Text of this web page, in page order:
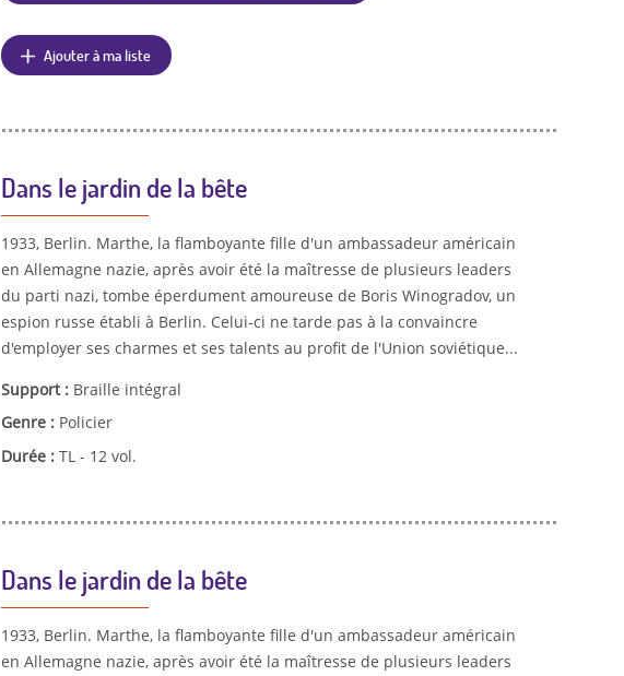
Ajouter à ma liste
Dans le jardin de la bête
1933, Berlin. Marthe, la flamboyante fille d'un ambassadeur américain
en Allemagne nazie, après avoir été la maîtresse de plusieurs leaders
du parti nazi, tombe éperdument amoureuse de Boris Winogradov, un
espion russe établi à Berlin. Celui-ci ne tarde pas à la convaincre
d'employer ses charmes et ses talents au profit de l'Union soviétique...
Support : Braille intégral
Genre : Policier
Durée : TL - 12 vol.
Dans le jardin de la bête
1933, Berlin. Marthe, la flamboyante fille d'un ambassadeur américain
en Allemagne nazie, après avoir été la maîtresse de plusieurs leaders